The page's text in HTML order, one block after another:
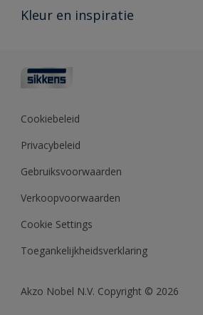
Vind je verkooppunt
Advies & service
Polyfilla Pro
Sikkens Center
Kleur en inspiratie
Kleurcollecties
Kennisbank
Cookiebeleid
Privacybeleid
Gebruiksvoorwaarden
Verkoopvoorwaarden
Cookie Settings
Toegankelijkheidsverklaring
Akzo Nobel N.V. Copyright © 2026